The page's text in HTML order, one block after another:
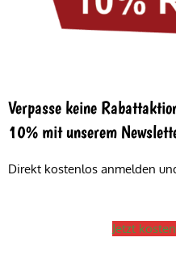
Verpasse keine
10% mit unserem
Direkt kostenlos anmelden
Jetzt